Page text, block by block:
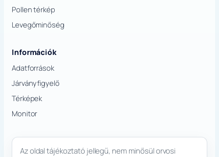
Pollen térkép
Levegőminőség
Információk
Adatforrások
Járványfigyelő
Térképek
Monitor
Az oldal tájékoztató jellegű, nem minősül orvosi